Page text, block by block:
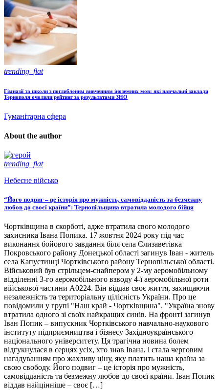
trending_flat
Гімназії та школи з поглибленим вивченням іноземних мов: які навчальні заклади
Тернополя очолили рейтинг за результатами ЗНО
Гуманітарна сфера
About the author
trending_flat
Небесне військо
“Його подвиг – це історія про мужність, самовідданість та безмежну
любов до своєї країни”: Тернопільщина втратила молодого бійця
Чортківщина в скорботі, адже втратила свого молодого
захисника Івана Попика. 17 жовтня 2024 року під час
виконання бойового завдання біля села Єлизаветівка
Покровського району Донецької області загинув Іван - житель
села Капустинці Чортківського району Тернопільської області.
Військовий був стрільцем-снайпером у 2-му аеромобільному
відділенні 3-го аеромобільного взводу 4-ї аеромобільної роти
військової частини А0224. Він віддав своє життя, захищаючи
незалежність та територіальну цілісність України. Про це
повідомили у групі "Наш край - Чортківщина". "Україна знову
втратила одного зі своїх найкращих синів. На фронті загинув
Іван Попик – випускник Чортківського навчально-наукового
інституту підприємництва і бізнесу Західноукраїнського
національного університету. Ця трагічна новина болем
відгукнулася в серцях усіх, хто знав Івана, і стала черговим
нагадуванням про жахливу ціну, яку платить наша країна за
свою свободу. Його подвиг – це історія про мужність,
самовідданість та безмежну любов до своєї країни. Іван Попик
віддав найцінніше – своє […]